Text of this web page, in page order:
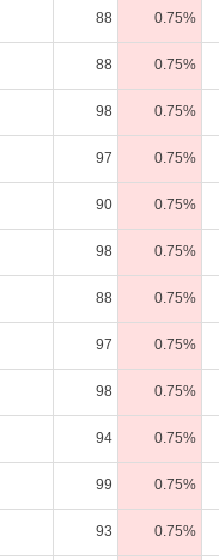
88 0.75%
88 0.75%
98 0.75%
97 0.75%
90 0.75%
98 0.75%
88 0.75%
97 0.75%
98 0.75%
94 0.75%
99 0.75%
93 0.75%